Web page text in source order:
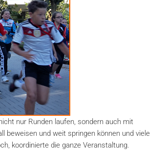
nur Runden laufen, sondern auch mit
beweisen und weit springen können und viele
koordinierte die ganze Veranstaltung.